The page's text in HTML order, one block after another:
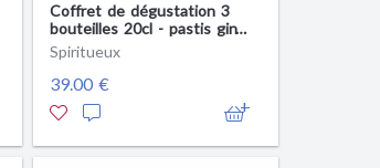
Coffret de dégustation 3
bouteilles 20cl - pastis gin
rhum- Produit en Anjou
Spiritueux
39.00 €